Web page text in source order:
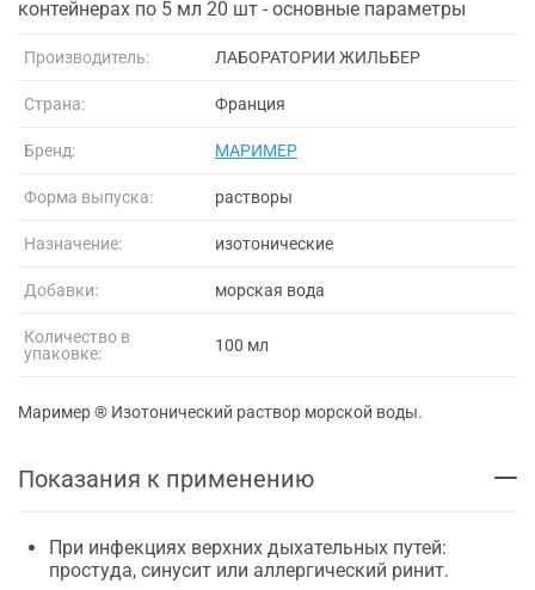
контейнерах по 5 мл 20 шт - основные параметры
Производитель: ЛАБОРАТОРИИ ЖИЛЬБЕР
Страна: Франция
Бренд: МАРИМЕР
Форма выпуска: растворы
Назначение: изотонические
Добавки: морская вода
Количество в
упаковке:
100 мл
Маример ® Изотонический раствор морской воды.
Показания к применению
При инфекциях верхних дыхательных путей:
простуда, синусит или аллергический ринит.